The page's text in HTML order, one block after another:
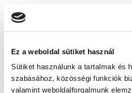
Ez a weboldal sütiket használ
Sütiket használunk a tartalmak és
szabásához, közösségi funkciók
valamint weboldalforgalmunk